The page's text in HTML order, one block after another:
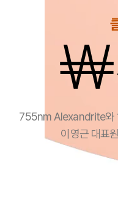
￦
755nm Alexandrite와
이영근 대표